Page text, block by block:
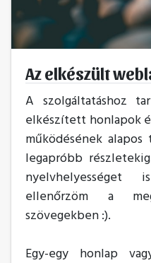
Az elkészült
A szolgáltatáshoz
elkészített honlapok
működésének
legapróbb
ellenőrzöm a
szövegekben :).
Egy-egy honlap